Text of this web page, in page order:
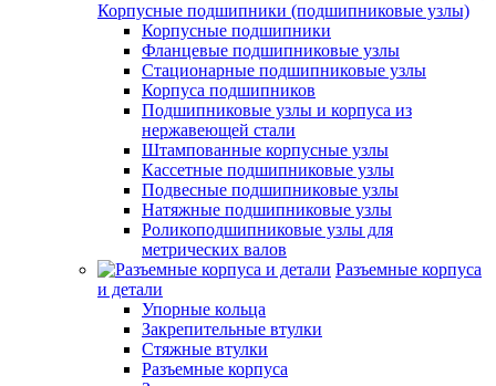
Корпусные подшипники (подшипниковые узлы)
Корпусные подшипники
Фланцевые подшипниковые узлы
Стационарные подшипниковые узлы
Корпуса подшипников
Подшипниковые узлы и корпуса из
нержавеющей стали
Штампованные корпусные узлы
Кассетные подшипниковые узлы
Подвесные подшипниковые узлы
Натяжные подшипниковые узлы
Роликоподшипниковые узлы для
метрических валов
Разъемные корпуса
и детали
Упорные кольца
Закрепительные втулки
Стяжные втулки
Разъемные корпуса